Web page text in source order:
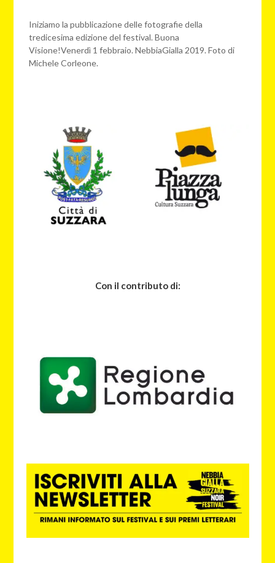
Iniziamo la pubblicazione delle fotografie della
tredicesima edizione del festival. Buona
Visione!Venerdì 1 febbraio. NebbiaGialla 2019. Foto di
Michele Corleone.
Con il contributo di: